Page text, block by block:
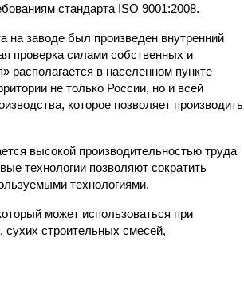
стандарта ISO 9001:2008.
на заводе был произведен внутренний
проверка силами собственных и
располагается в населенном пункте
не только России, но и всей
которое позволяет производить
высокой производительностью труда
технологии позволяют сократить
технологиями.
может использоваться при
сухих строительных смесей,